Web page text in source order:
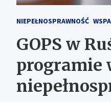
NIEPEŁNOSPRAWNOŚĆ
GOPS w
programie